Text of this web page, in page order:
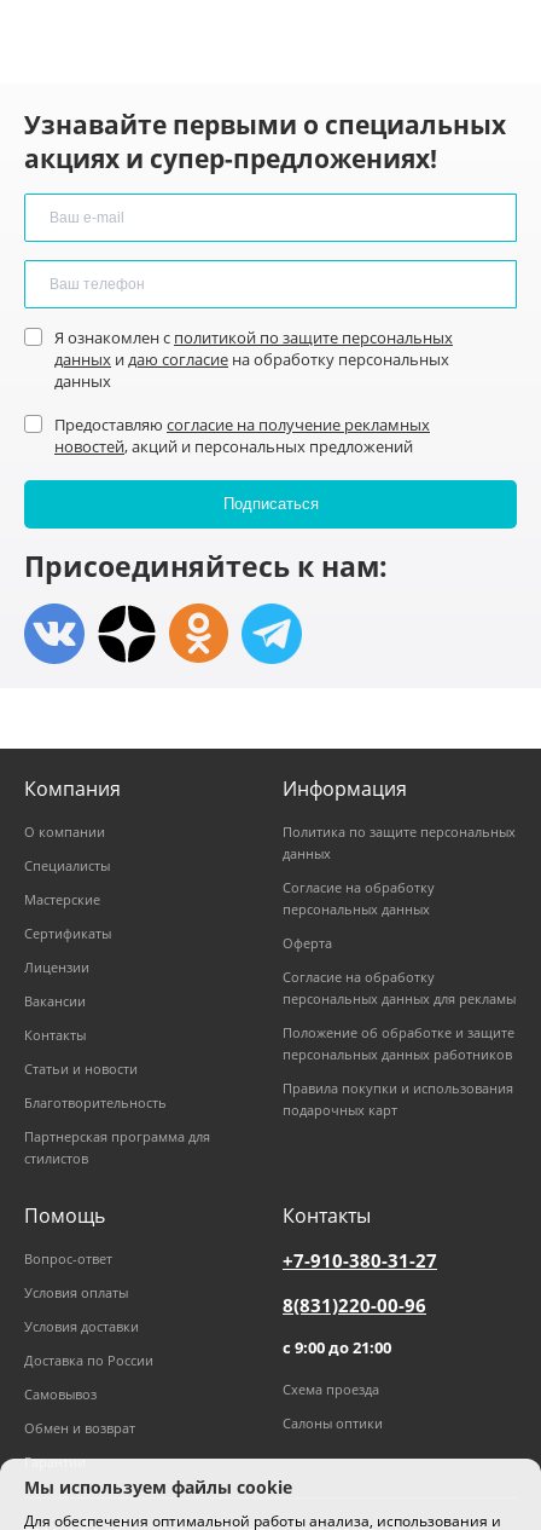
Узнавайте первыми о специальных
акциях и супер-предложениях!
Я ознакомлен с политикой по защите персональных
данных идаю согласие на обработку персональных
данных
Предоставляю согласие на получение рекламных
новостей, акций и персональных предложений
Присоединяйтесь к нам:
Компания
О компании
Специалисты
Мастерские
Сертификаты
Лицензии
Вакансии
Контакты
Статьи и новости
Благотворительность
Партнерская программа для
стилистов
Информация
Политика по защите персональных
данных
Согласие на обработку
персональных данных
Оферта
Согласие на обработку
персональных данных для рекламы
Положение об обработке и защите
персональных данных работников
Правила покупки и использования
подарочных карт
Помощь
Вопрос-ответ
Условия оплаты
Условия доставки
Доставка по России
Самовывоз
Обмен и возврат
Гарантии
Контакты
+7-910-380-31-27
8(831)220-00-96
с 9:00 до 21:00
Схема проезда
Салоны оптики
Мы используем файлы cookie
Для обеспечения оптимальной работы анализа, использования и